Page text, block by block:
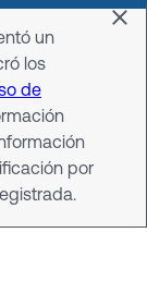
un
los
de
por